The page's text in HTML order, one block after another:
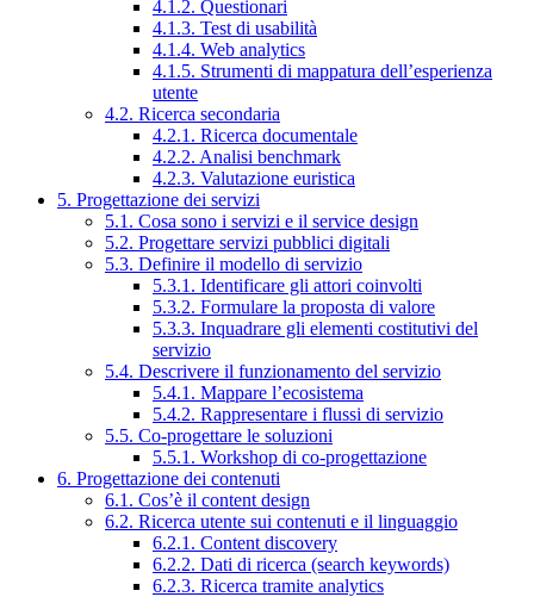
4.1.2. Questionari
4.1.3. Test di usabilità
4.1.4. Web analytics
4.1.5. Strumenti di mappatura dell’esperienza
utente
4.2. Ricerca secondaria
4.2.1. Ricerca documentale
4.2.2. Analisi benchmark
4.2.3. Valutazione euristica
5. Progettazione dei servizi
5.1. Cosa sono i servizi e il service design
5.2. Progettare servizi pubblici digitali
5.3. Definire il modello di servizio
5.3.1. Identificare gli attori coinvolti
5.3.2. Formulare la proposta di valore
5.3.3. Inquadrare gli elementi costitutivi del
servizio
5.4. Descrivere il funzionamento del servizio
5.4.1. Mappare l’ecosistema
5.4.2. Rappresentare i flussi di servizio
5.5. Co-progettare le soluzioni
5.5.1. Workshop di co-progettazione
6. Progettazione dei contenuti
6.1. Cos’è il content design
6.2. Ricerca utente sui contenuti e il linguaggio
6.2.1. Content discovery
6.2.2. Dati di ricerca (search keywords)
6.2.3. Ricerca tramite analytics